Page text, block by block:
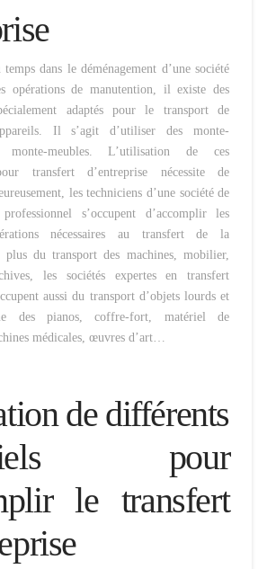
dans le déménagement d’une société
opérations de manutention, il existe des
adaptés pour le transport de
Il s’agit d’utiliser des monte-
meubles. L’utilisation de ces
transfert d’entreprise nécessite de
les techniciens d’une société de
professionnel s’occupent d’accomplir les
nécessaires au transfert de la
plus du transport des machines, mobilier,
les sociétés expertes en transfert
aussi du transport d’objets lourds et
des pianos, coffre-fort, matériel de
médicales, œuvres d’art…
de différents
pour
le transfert